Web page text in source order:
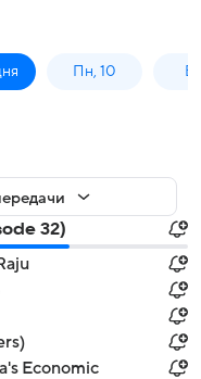
Пн, 10
32)
Economic